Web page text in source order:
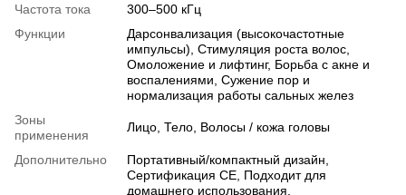
Частота тока
300–500 кГц
Функции
Дарсонвализация (высокочастотные
импульсы), Стимуляция роста волос,
Омоложение и лифтинг, Борьба с акне и
воспалениями, Сужение пор и
нормализация работы сальных желез
Зоны
применения
Лицо, Тело, Волосы / кожа головы
Дополнительно
Портативный/компактный дизайн,
Сертификация CE, Подходит для
домашнего использования,